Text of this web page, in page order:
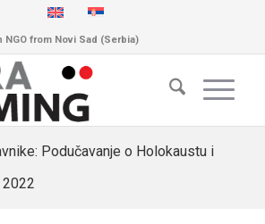
NGO from Novi Sad (Serbia)
Podučavanje o Holokaustu i